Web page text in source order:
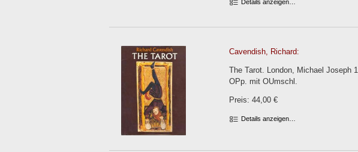
Details anzeigen…
Cavendish, Richard:
The Tarot. London, Michael Joseph
OPp. mit OUmschl.
Preis: 44,00 €
Details anzeigen…